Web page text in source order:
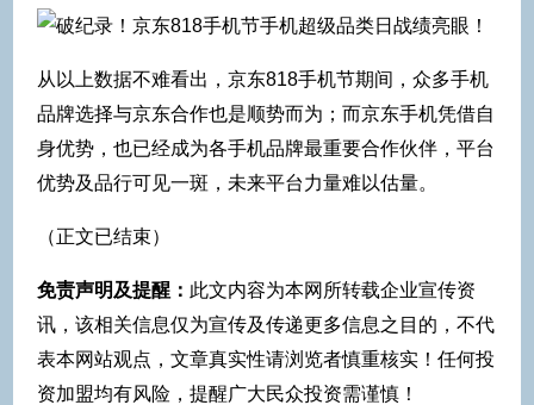
从以上数据不难看出，京东818手机节期间，众多手机
品牌选择与京东合作也是顺势而为；而京东手机凭借自
身优势，也已经成为各手机品牌最重要合作伙伴，平台
优势及品行可见一斑，未来平台力量难以估量。
（正文已结束）
免责声明及提醒： 此文内容为本网所转载企业宣传资
讯，该相关信息仅为宣传及传递更多信息之目的，不代
表本网站观点，文章真实性请浏览者慎重核实！任何投
资加盟均有风险，提醒广大民众投资需谨慎！